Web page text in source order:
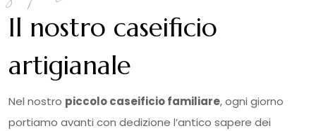
Il nostro caseificio
artigianale
Nel nostro piccolo caseificio familiare, ogni giorno
portiamo avanti con dedizione l’antico sapere dei